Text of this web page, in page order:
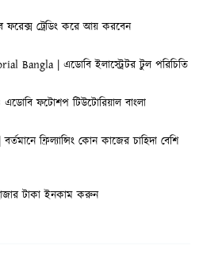
ফরেক্স ট্রেডিং করে আয় করবেন
Bangla | এডোবি ইলাস্ট্রেটর টুল পরিচিতি
ফটোশপ টিউটোরিয়াল বাংলা
ফ্রিল্যান্সিং কোন কাজের চাহিদা বেশি
টাকা ইনকাম করুন